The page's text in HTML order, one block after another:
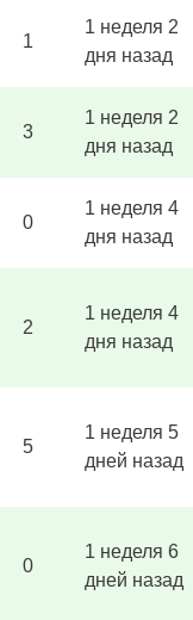
1
1 неделя 2
дня назад
3
1 неделя 2
дня назад
0
1 неделя 4
дня назад
2
1 неделя 4
дня назад
5
1 неделя 5
дней назад
0
1 неделя 6
дней назад